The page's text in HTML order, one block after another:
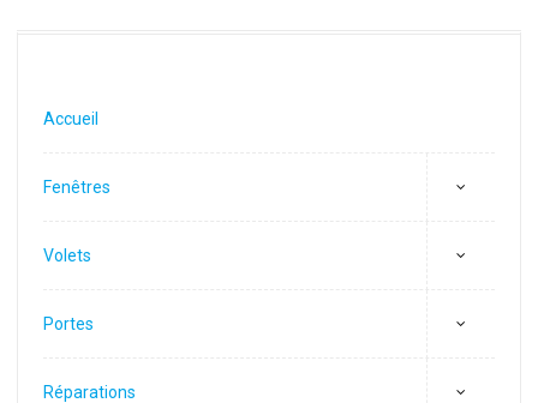
Accueil
Fenêtres
Volets
Portes
Réparations